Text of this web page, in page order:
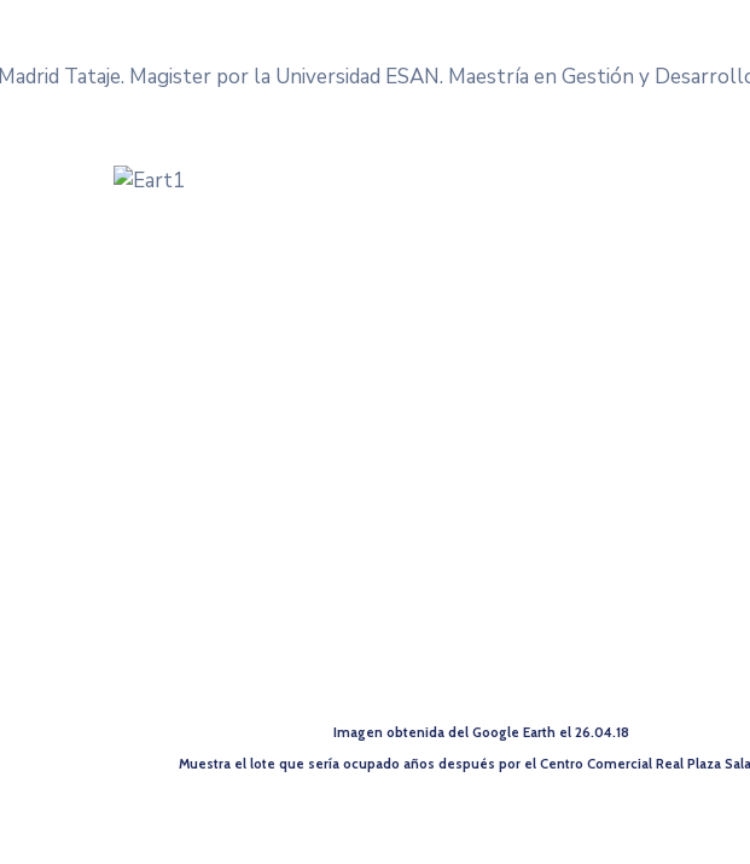
Tataje. Magister por la Universidad ESAN. Maestría en Gestión y
Imagen obtenida del Google Earth el 26.04.18
Muestra el lote que sería ocupado años después por el Centro Comercial Real Plaza